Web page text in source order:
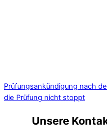
Prüfungsankündigung nach
die Prüfung nicht stoppt
Unsere